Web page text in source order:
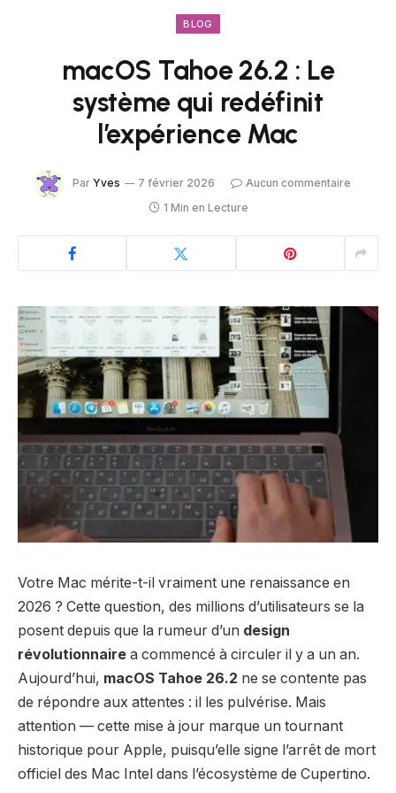
BLOG
macOS Tahoe 26.2 : Le
système qui redéfinit
l’expérience Mac
Par Yves 7 février 2026
Aucun commentaire
1 Min en Lecture
Votre Mac mérite-t-il vraiment une renaissance en
2026 ? Cette question, des millions d’utilisateurs se la
posent depuis que la rumeur d’un design
révolutionnaire a commencé à circuler il y a un an.
Aujourd’hui, macOS Tahoe 26.2 ne se contente pas
de répondre aux attentes : il les pulvérise. Mais
attention — cette mise à jour marque un tournant
historique pour Apple, puisqu’elle signe l’arrêt de mort
officiel des Mac Intel dans l’écosystème de Cupertino.